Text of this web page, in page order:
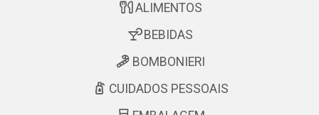
ALIMENTOS
BEBIDAS
BOMBONIERI
CUIDADOS PESSOAIS